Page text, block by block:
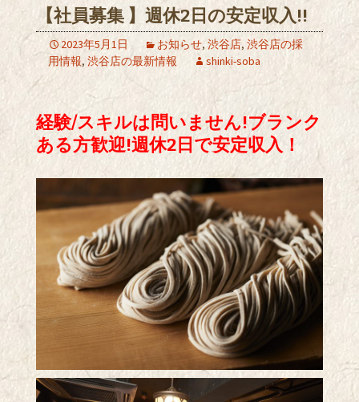
【社員募集 】週休2日の安定収入!!
2023年5月1日 お知らせ, 渋谷店, 渋谷店の採
用情報, 渋谷店の最新情報 shinki-soba
経験/スキルは問いません!ブランク
ある方歓迎!週休2日で安定収入！